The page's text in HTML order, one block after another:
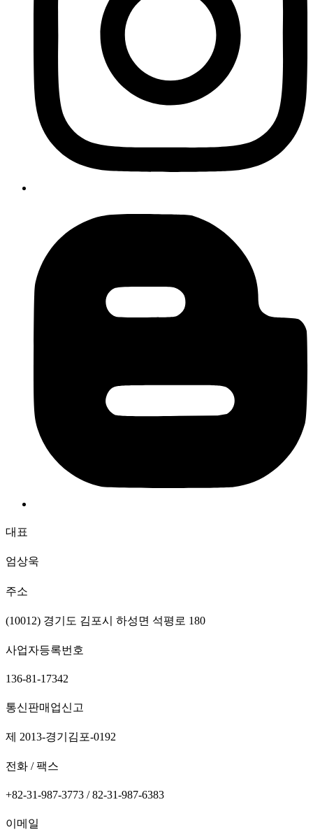
대표
엄상욱
주소
(10012) 경기도 김포시 하성면 석평로 180
사업자등록번호
136-81-17342
통신판매업신고
제 2013-경기김포-0192
전화 / 팩스
+82-31-987-3773 / 82-31-987-6383
이메일